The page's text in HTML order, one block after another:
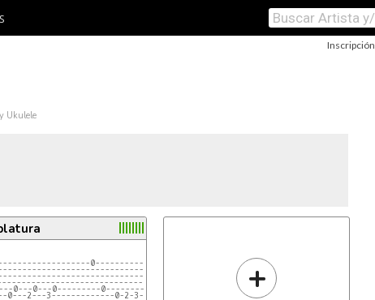
Inscripción
Ukulele
0----------------------
0---0---0---------0-------------0------
0---2---3-------------0-2-3-2-0---------
+